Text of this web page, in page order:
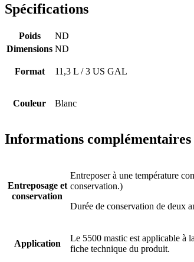
Spécifications
Poids
ND
Dimensions ND
Format 11,3 L / 3 US GAL
Couleur Blanc
Informations complémentaires
Entreposage et
conservation
Entreposer à une température
conservation.)
Durée de conservation de deux
Application
Le 5500 mastic est applicable à
fiche technique du produit.